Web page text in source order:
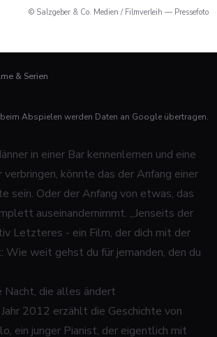
© Salzgeber & Co. Medien / Filmverleih — Pressefoto
& Serien
Abspielen werden Daten an Google übertragen.
in einer Bar kennenlernen und eine
verbringen, könnte das der Anfang einer
sein. Oder der Anfang von etwas, das
auseinandernimmt. „Jenseits der
Letzteres - ein Film, der dich mit der
Wie weit gehst du für jemanden, den du
Nacht, die alles ändert
2012 erzählt die Geschichte von
ein junger Pianist, der eigentlich mit